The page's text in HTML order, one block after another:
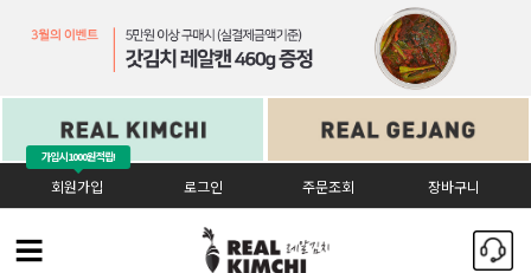
회원가입
가입시1000원 적립!
로그인 주문조회 장바구니